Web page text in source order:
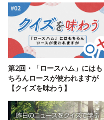
第2回・「ロースハム」にはも
ちろんロースが使われますが
【クイズを味わう】